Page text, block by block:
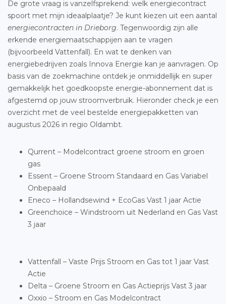
De grote vraag is vanzelfsprekend: welk energiecontract
spoort met mijn ideaalplaatje? Je kunt kiezen uit een aantal
energiecontracten in Drieborg. Tegenwoordig zijn alle
erkende energiemaatschappijen aan te vragen
(bijvoorbeeld Vattenfall). En wat te denken van
energiebedrijven zoals Innova Energie kan je aanvragen. Op
basis van de zoekmachine ontdek je onmiddellijk en super
gemakkelijk het goedkoopste energie-abonnement dat is
afgestemd op jouw stroomverbruik. Hieronder check je een
overzicht met de veel bestelde energiepakketten van
augustus 2026 in regio Oldambt.
Qurrent – Modelcontract groene stroom en groen
gas
Essent – Groene Stroom Standaard en Gas Variabel
Onbepaald
Eneco – Hollandsewind + EcoGas Vast 1 jaar Actie
Greenchoice – Windstroom uit Nederland en Gas Vast
3 jaar
Vattenfall – Vaste Prijs Stroom en Gas tot 1 jaar Vast
Actie
Delta – Groene Stroom en Gas Actieprijs Vast 3 jaar
Oxxio – Stroom en Gas Modelcontract